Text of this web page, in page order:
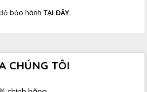
bảo hành TẠI ĐÂY
CHÚNG TÔI